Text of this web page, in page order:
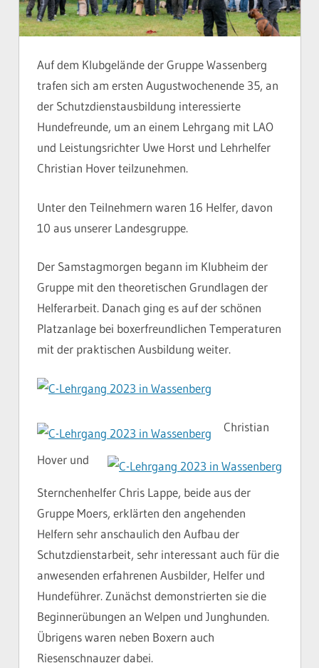
Auf dem Klubgelände der Gruppe Wassenberg
trafen sich am ersten Augustwochenende 35, an
der Schutzdienstausbildung interessierte
Hundefreunde, um an einem Lehrgang mit LAO
und Leistungsrichter Uwe Horst und Lehrhelfer
Christian Hover teilzunehmen.
Unter den Teilnehmern waren 16 Helfer, davon
10 aus unserer Landesgruppe.
Der Samstagmorgen begann im Klubheim der
Gruppe mit den theoretischen Grundlagen der
Helferarbeit. Danach ging es auf der schönen
Platzanlage bei boxerfreundlichen Temperaturen
mit der praktischen Ausbildung weiter.
Christian
Hover und
Sternchenhelfer Chris Lappe, beide aus der
Gruppe Moers, erklärten den angehenden
Helfern sehr anschaulich den Aufbau der
Schutzdienstarbeit, sehr interessant auch für die
anwesenden erfahrenen Ausbilder, Helfer und
Hundeführer. Zunächst demonstrierten sie die
Beginnerübungen an Welpen und Junghunden.
Übrigens waren neben Boxern auch
Riesenschnauzer dabei.